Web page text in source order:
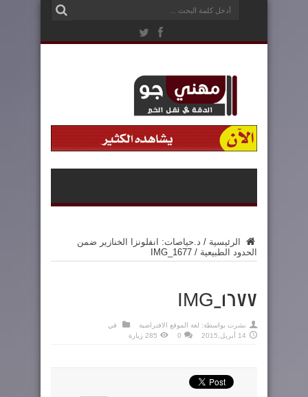
الرئيسية / د.حياصات: انفلونزا الخنازير ضمن
الحدود الطبيعية /
IMG_1677
IMG_1677
نشرت بواسطة: لغة الموقع الافتراضية
في
14 أبريل,2015
0 285 زيارة